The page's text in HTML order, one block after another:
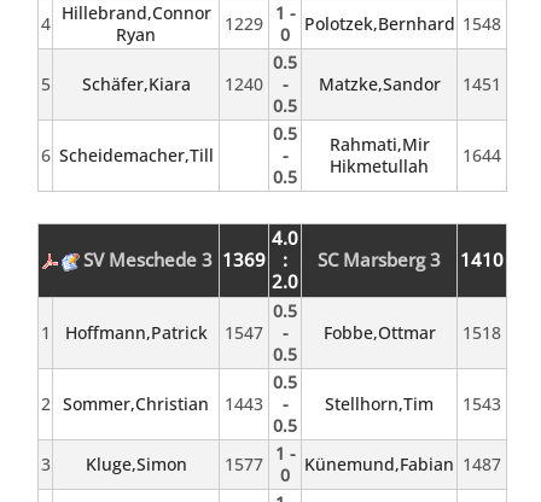
4 Hillebrand,Connor
Ryan
1229 1 -
0
Polotzek,Bernhard 1548
5 Schäfer,Kiara 1240
0.5
-
0.5
Matzke,Sandor 1451
6 Scheidemacher,Till
0.5
-
0.5
Rahmati,Mir
Hikmetullah
1644
SV Meschede 3 1369
4.0
:
2.0
SC Marsberg 3 1410
1 Hoffmann,Patrick 1547
0.5
-
0.5
Fobbe,Ottmar 1518
2 Sommer,Christian 1443
0.5
-
0.5
Stellhorn,Tim 1543
3 Kluge,Simon 1577 1 -
0
Künemund,Fabian 1487